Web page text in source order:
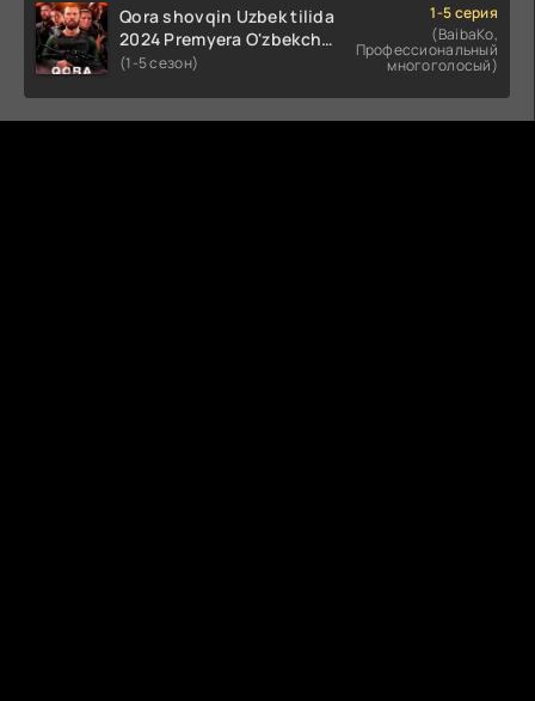
Qora shovqin Uzbek tilida
2024 Premyera O'zbekcha
tarjima kino HD skachat
(1-5 сезон)
1-5 серия
(BaibaKo,
Профессиональный
многоголосый)